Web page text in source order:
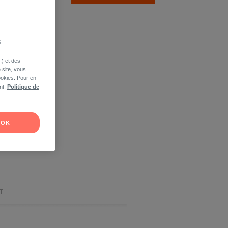
et des
site, vous
Pour en
Politique de
OK